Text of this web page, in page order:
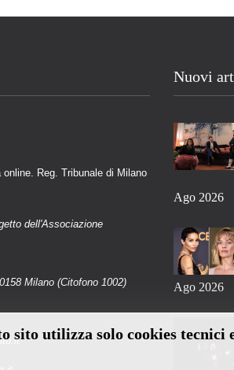
sito utilizza solo cookies
Reg. Tribunale di Milano
dell'Associazione
Milano (Citofono 1002)
Nuovi
Ago 2026
Ago 2026